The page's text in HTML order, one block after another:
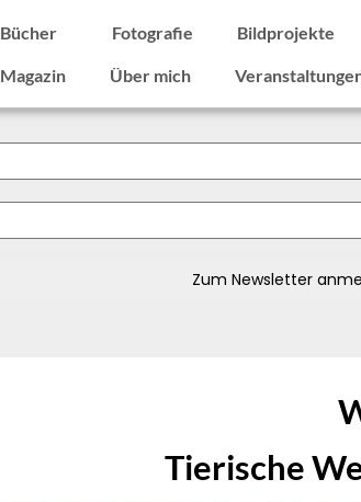
Bücher Fotografie Bildprojekte
Magazin Über mich
Tierische